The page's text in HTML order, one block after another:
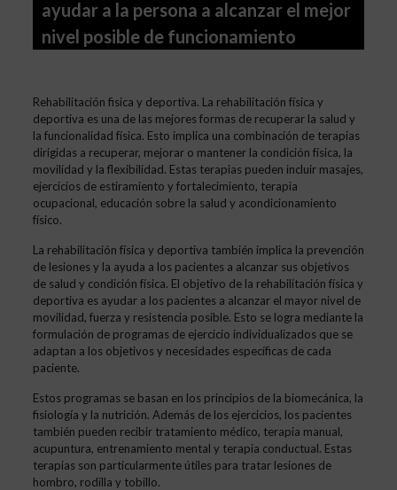
ayudar a la persona a alcanzar el mejor
nivel posible de funcionamiento
Rehabilitación fisica y deportiva. La rehabilitación física y
deportiva es una de las mejores formas de recuperar la salud y
la funcionalidad física. Esto implica una combinación de terapias
dirigidas a recuperar, mejorar o mantener la condición física, la
movilidad y la flexibilidad. Estas terapias pueden incluir masajes,
ejercicios de estiramiento y fortalecimiento, terapia
ocupacional, educación sobre la salud y acondicionamiento
físico.
La rehabilitación física y deportiva también implica la prevención
de lesiones y la ayuda a los pacientes a alcanzar sus objetivos
de salud y condición física. El objetivo de la rehabilitación física y
deportiva es ayudar a los pacientes a alcanzar el mayor nivel de
movilidad, fuerza y resistencia posible. Esto se logra mediante la
formulación de programas de ejercicio individualizados que se
adaptan a los objetivos y necesidades específicas de cada
paciente.
Estos programas se basan en los principios de la biomecánica, la
fisiología y la nutrición. Además de los ejercicios, los pacientes
también pueden recibir tratamiento médico, terapia manual,
acupuntura, entrenamiento mental y terapia conductual. Estas
terapias son particularmente útiles para tratar lesiones de
hombro, rodilla y tobillo.